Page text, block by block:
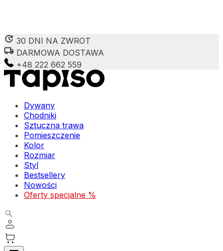
30 DNI NA ZWROT
DARMOWA DOSTAWA
+48 222 662 559
Dywany
Chodniki
Sztuczna trawa
Pomieszczenie
Kolor
Rozmiar
Styl
Bestsellery
Nowości
Oferty specjalne %
Wykorzystujemy pliki cookie do spersonalizowania treści
Partnerzy mogą połączyć te informacje z innymi danymi
nich. Te pliki cookie nie przechowują żadnych danych
preferowany język lub region, w którym znajduje się
Statystyka